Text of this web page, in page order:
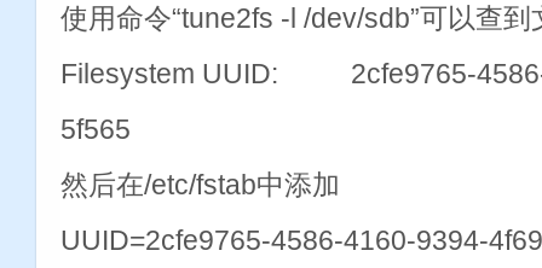
使用命令“tune2fs -l /dev/sdb”可以查
Filesystem UUID: 2cfe9765-4586-
5f565
然后在/etc/fstab中添加
UUID=2cfe9765-4586-4160-9394-